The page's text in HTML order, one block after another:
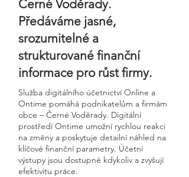
Černé Voděrady.
Předáváme jasné,
srozumitelné a
strukturované finanční
informace pro růst firmy.
Služba digitálního účetnictví Online a
Ontime pomáhá podnikatelům a firmám
obce – Černé Voděrady. Digitální
prostředí Ontime umožní rychlou reakci
na změny a poskytuje detailní náhled na
klíčové finanční parametry. Účetní
výstupy jsou dostupné kdykoliv a zvyšují
efektivitu práce.